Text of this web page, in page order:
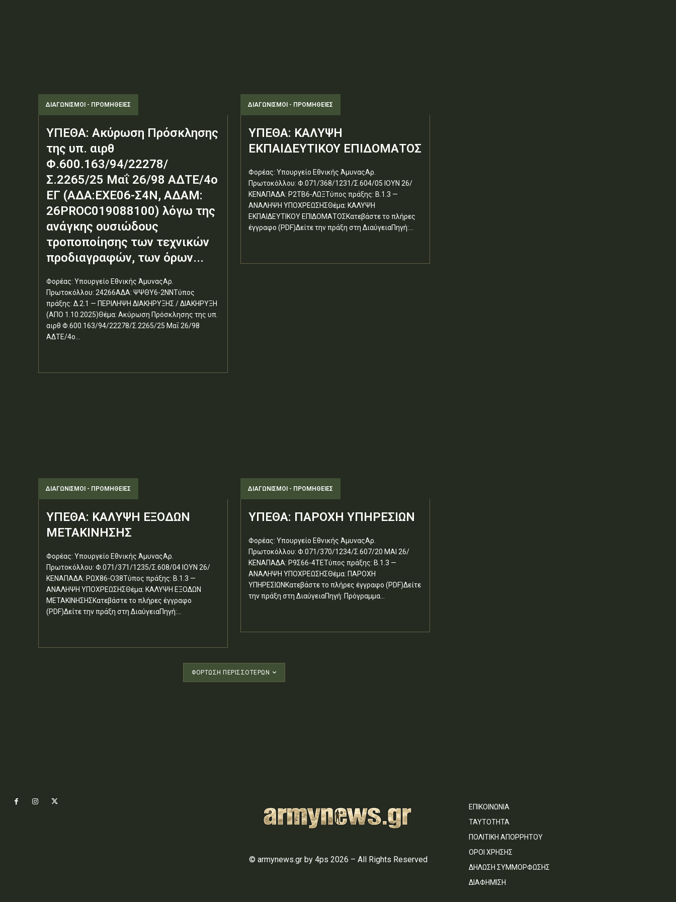
ΔΙΑΓΩΝΙΣΜΟΊ - ΠΡΟΜΉΘΕΙΕΣ
ΥΠΕΘΑ: Ακύρωση Πρόσκλησης
της υπ. αιρθ
Φ.600.163/94/22278/
Σ.2265/25 Μαΐ 26/98 ΑΔΤΕ/4ο
ΕΓ (ΑΔΑ:ΕΧΕ06-Σ4Ν, ΑΔΑΜ:
26PROC019088100) λόγω της
ανάγκης ουσιώδους
τροποποίησης των τεχνικών
προδιαγραφών, των όρων...
Φορέας: Υπουργείο Εθνικής ΆμυναςΑρ.
Πρωτοκόλλου: 24266ΑΔΑ: ΨΨΘΥ6-2ΝΝΤύπος
πράξης: Δ.2.1 — ΠΕΡΙΛΗΨΗ ΔΙΑΚΗΡΥΞΗΣ / ΔΙΑΚΗΡΥΞΗ
(ΑΠΟ 1.10.2025)Θέμα: Ακύρωση Πρόσκλησης της υπ.
αιρθ Φ.600.163/94/22278/Σ.2265/25 Μαΐ 26/98
ΑΔΤΕ/4ο...
ΔΙΑΓΩΝΙΣΜΟΊ - ΠΡΟΜΉΘΕΙΕΣ
ΥΠΕΘΑ: ΚΑΛΥΨΗ
ΕΚΠΑΙΔΕΥΤΙΚΟΥ ΕΠΙΔΟΜΑΤΟΣ
Φορέας: Υπουργείο Εθνικής ΆμυναςΑρ.
Πρωτοκόλλου: Φ.071/368/1231/Σ.604/05 ΙΟΥΝ 26/
ΚΕΝΑΠΑΔΑ: Ρ2ΤΒ6-ΛΩΞΤύπος πράξης: Β.1.3 —
ΑΝΑΛΗΨΗ ΥΠΟΧΡΕΩΣΗΣΘέμα: ΚΑΛΥΨΗ
ΕΚΠΑΙΔΕΥΤΙΚΟΥ ΕΠΙΔΟΜΑΤΟΣΚατεβάστε το πλήρες
έγγραφο (PDF)Δείτε την πράξη στη ΔιαύγειαΠηγή:...
ΔΙΑΓΩΝΙΣΜΟΊ - ΠΡΟΜΉΘΕΙΕΣ
ΥΠΕΘΑ: ΚΑΛΥΨΗ ΕΞΟΔΩΝ
ΜΕΤΑΚΙΝΗΣΗΣ
Φορέας: Υπουργείο Εθνικής ΆμυναςΑρ.
Πρωτοκόλλου: Φ.071/371/1235/Σ.608/04 ΙΟΥΝ 26/
ΚΕΝΑΠΑΔΑ: ΡΩΧ86-Ο38Τύπος πράξης: Β.1.3 —
ΑΝΑΛΗΨΗ ΥΠΟΧΡΕΩΣΗΣΘέμα: ΚΑΛΥΨΗ ΕΞΟΔΩΝ
ΜΕΤΑΚΙΝΗΣΗΣΚατεβάστε το πλήρες έγγραφο
(PDF)Δείτε την πράξη στη ΔιαύγειαΠηγή:...
ΔΙΑΓΩΝΙΣΜΟΊ - ΠΡΟΜΉΘΕΙΕΣ
ΥΠΕΘΑ: ΠΑΡΟΧΗ ΥΠΗΡΕΣΙΩΝ
Φορέας: Υπουργείο Εθνικής ΆμυναςΑρ.
Πρωτοκόλλου: Φ.071/370/1234/Σ.607/20 ΜΑΙ 26/
ΚΕΝΑΠΑΔΑ: Ρ9Σ66-4ΤΕΤύπος πράξης: Β.1.3 —
ΑΝΑΛΗΨΗ ΥΠΟΧΡΕΩΣΗΣΘέμα: ΠΑΡΟΧΗ
ΥΠΗΡΕΣΙΩΝΚατεβάστε το πλήρες έγγραφο (PDF)Δείτε
την πράξη στη ΔιαύγειαΠηγή: Πρόγραμμα...
ΦΌΡΤΩΣΗ ΠΕΡΙΣΣΟΤΈΡΩΝ
© armynews.gr by 4ps 2026 – All Rights Reserved
ΕΠΙΚΟΙΝΩΝΙΑ
ΤΑΥΤΟΤΗΤΑ
ΠΟΛΙΤΙΚΗ ΑΠΟΡΡΗΤΟΥ
ΟΡΟΙ ΧΡΗΣΗΣ
ΔΗΛΩΣΗ ΣΥΜΜΟΡΦΩΣΗΣ
ΔΙΑΦΗΜΙΣΗ